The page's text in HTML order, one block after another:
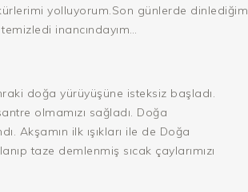
yolluyorum.Son günlerde dinlediğim
inancındayım…
doğa yürüyüşüne isteksiz başladı.
olmamızı sağladı. Doğa
Akşamın ilk ışıkları ile de Doğa
taze demlenmiş sıcak çaylarımızı